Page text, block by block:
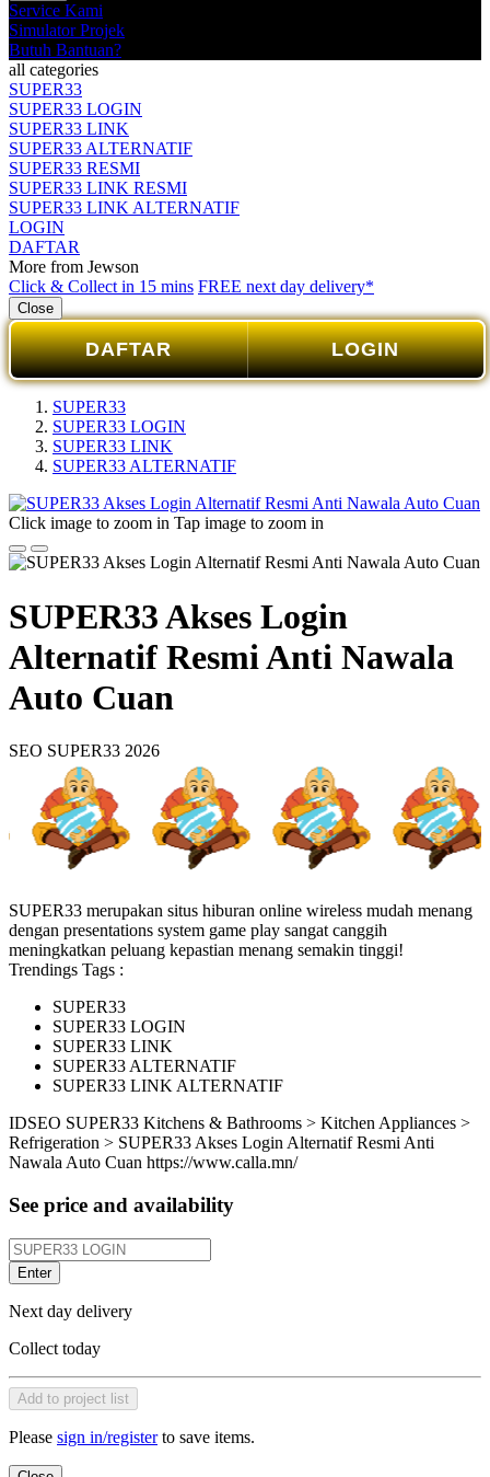
Service Kami
Simulator Projek
Butuh Bantuan?
all categories
SUPER33
SUPER33 LOGIN
SUPER33 LINK
SUPER33 ALTERNATIF
SUPER33 RESMI
SUPER33 LINK RESMI
SUPER33 LINK ALTERNATIF
LOGIN
DAFTAR
More from Jewson
Click & Collect in 15 mins FREE next day delivery*
Close
DAFTAR LOGIN
SUPER33
SUPER33 LOGIN
SUPER33 LINK
SUPER33 ALTERNATIF
Click image to zoom in Tap image to zoom in
SUPER33 Akses Login
Alternatif Resmi Anti Nawala
Auto Cuan
SEO SUPER33 2026
SUPER33 merupakan situs hiburan online wireless mudah menang
dengan presentations system game play sangat canggih
meningkatkan peluang kepastian menang semakin tinggi!
Trendings Tags :
SUPER33
SUPER33 LOGIN
SUPER33 LINK
SUPER33 ALTERNATIF
SUPER33 LINK ALTERNATIF
IDSEO SUPER33 Kitchens & Bathrooms > Kitchen Appliances >
Refrigeration > SUPER33 Akses Login Alternatif Resmi Anti
Nawala Auto Cuan https://www.calla.mn/
See price and availability
Enter
Next day delivery
Collect today
Add to project list
Please sign in/registerto save items.